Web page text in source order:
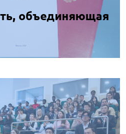
объединяющая